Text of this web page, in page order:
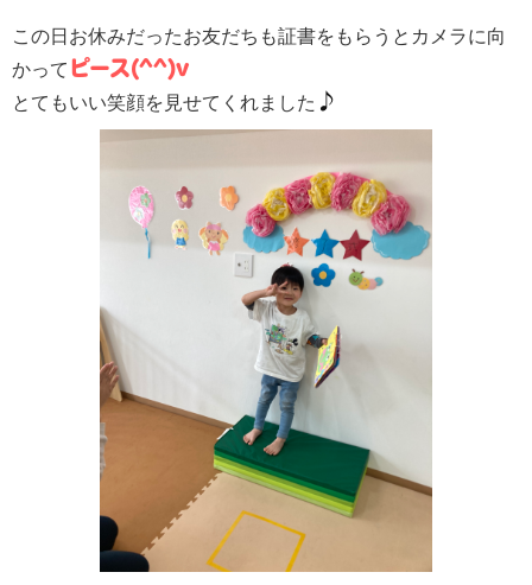
この日お休みだったお友だちも証書をもらうとカメラに向
かって ピース(^^)v
とてもいい笑顔を見せてくれました ♪